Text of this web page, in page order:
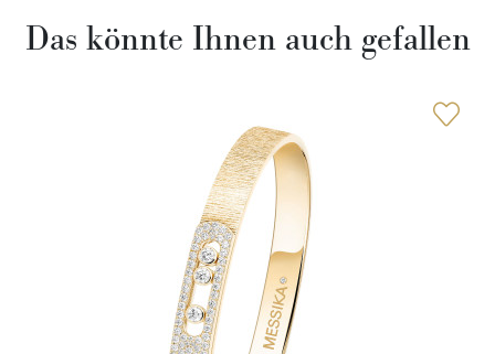
Das könnte Ihnen auch gefallen